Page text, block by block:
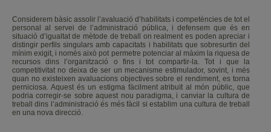
Considerem bàsic assolir l’avaluació d’habilitats i competències de tot el
personal al servei de l’administració pública, i defensem que és en
situació d’igualtat de mètode de treball on realment es poden apreciar i
distingir perfils singulars amb capacitats i habilitats que sobresurtin del
mínim exigit, i només això pot permetre potenciar al màxim la riquesa de
recursos dins l’organització o fins i tot compartir-la. Tot i que la
competitivitat no deixa de ser un mecanisme estimulador, sovint, i més
quan no existeixen avaluacions objectives sobre el rendiment, es torna
perniciosa. Aquest és un estigma fàcilment atribuït al món públic, que
podria corregir-se sobre aquest nou paradigma, i canviar la cultura de
treball dins l’administració és més fàcil si establim una cultura de treball
en una nova direcció.